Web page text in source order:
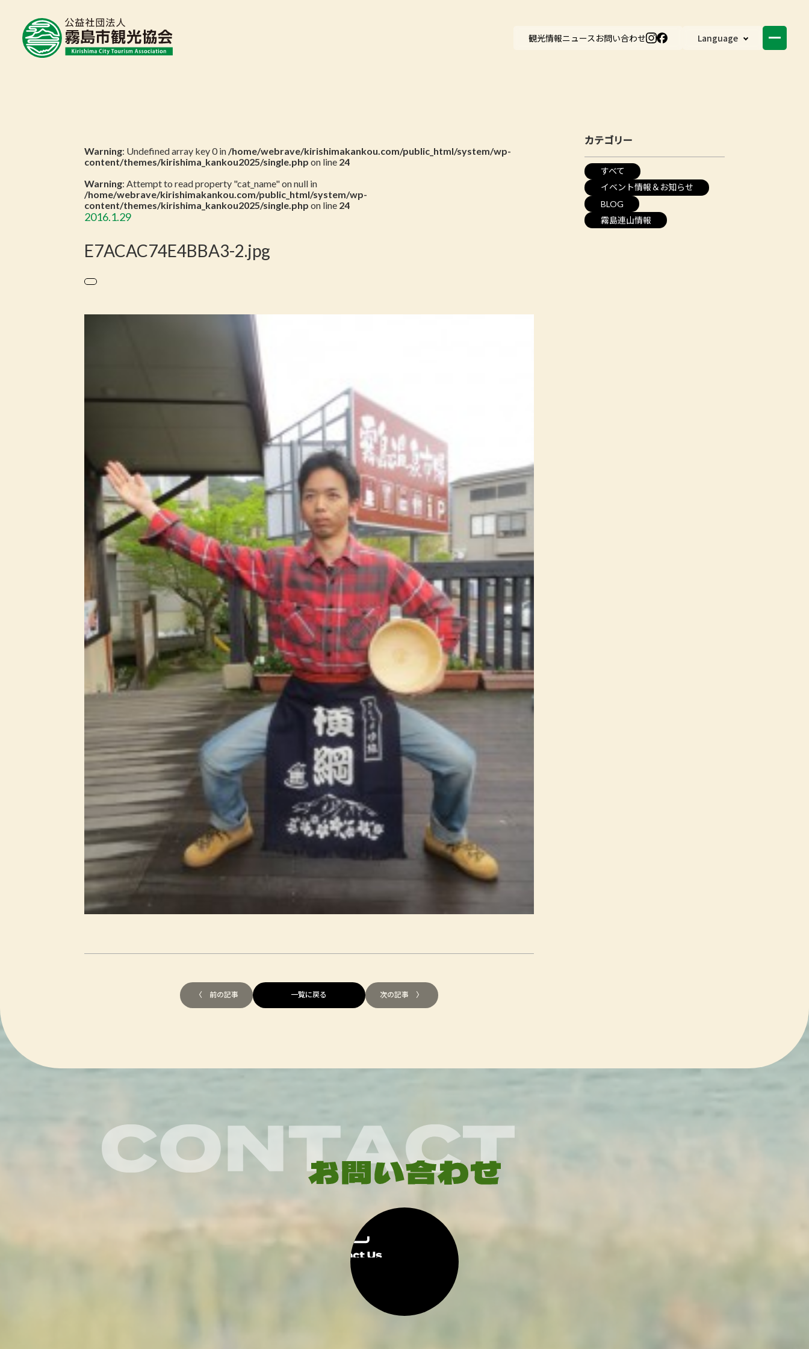
観光情報ニュース お問い合わせ Language
Warning: Undefined array key 0 in/home/webrave/kirishimakankou.com/public_html/system/wp-
content/themes/kirishima_kankou2025/single.php on line 24
Warning: Attempt to read property "cat_name" on null in
/home/webrave/kirishimakankou.com/public_html/system/wp-
content/themes/kirishima_kankou2025/single.php on line 24
2016.1.29
E7ACAC74E4BBA3-2.jpg
〈 前の記事 一覧に戻る 次の記事 〉
カテゴリー
すべて
イベント情報＆お知らせ
BLOG
霧島連山情報